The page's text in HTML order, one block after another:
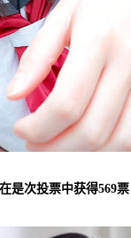
是次投票中获得569票